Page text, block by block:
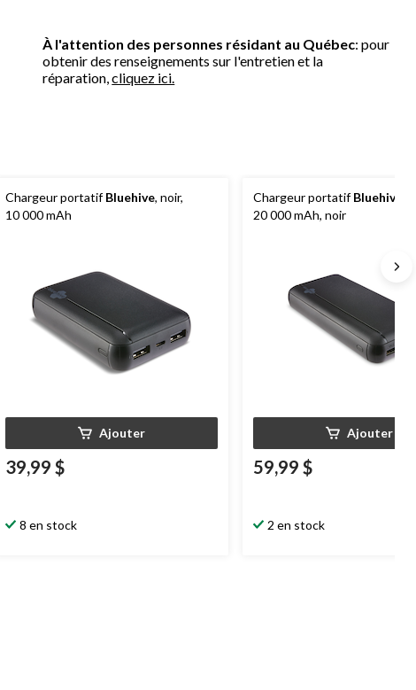
À l'attention des personnes résidant au Québec: pour
obtenir des renseignements sur l'entretien et la
réparation,cliquez ici.
Chargeur portatifBluehive, noir,
10 000 mAh
Ajouter
39,99 $
8 en stock
Chargeur portatifBluehive
20 000 mAh, noir
Ajouter
59,99 $
2 en stock